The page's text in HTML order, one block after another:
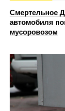
Смертельное
автомобиля
мусоровозом